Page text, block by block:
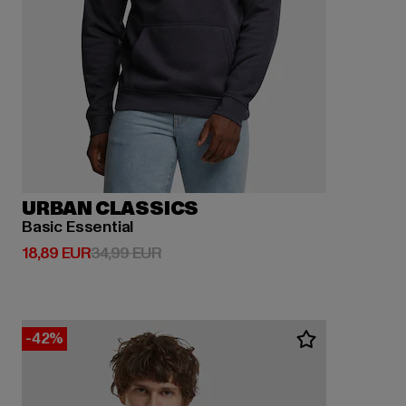
URBAN CLASSICS
Basic Essential
18,89 EUR
Derzeitiger Preis: 18,89 EUR
34,99 EURAktionspreis: 34,99 EUR
-42%